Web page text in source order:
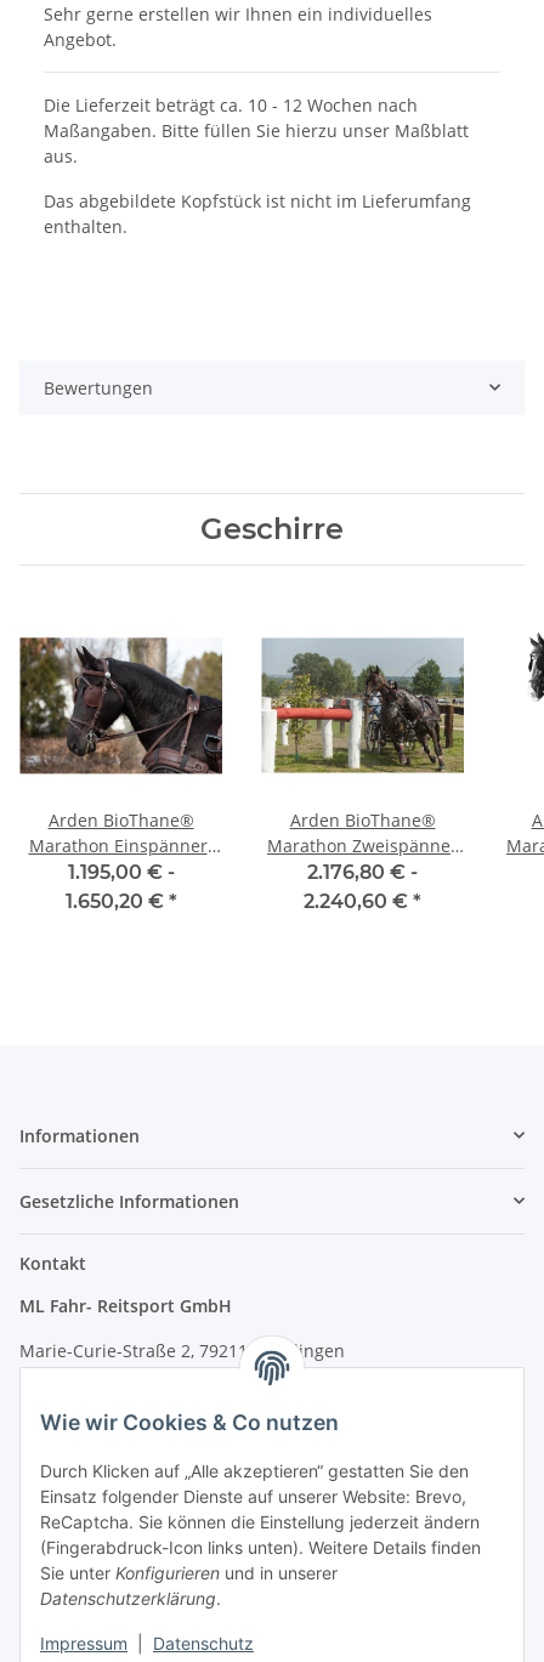
Wie wir Cookies & Co nutzen
Durch Klicken auf „Alle akzeptieren“ gestatten Sie den
Einsatz folgender Dienste auf unserer Website: Brevo,
ReCaptcha. Sie können die Einstellung jederzeit ändern
(Fingerabdruck-Icon links unten). Weitere Details finden
Sie unter Konfigurieren und in unserer
Datenschutzerklärung.
Impressum Datenschutz
Sehr gerne erstellen wir Ihnen ein individuelles
Angebot.
Die Lieferzeit beträgt ca. 10 - 12 Wochen nach
Maßangaben. Bitte füllen Sie hierzu unser Maßblatt
aus.
Das abgebildete Kopfstück ist nicht im Lieferumfang
enthalten.
Bewertungen
Geschirre
Arden BioThane®
Marathon Einspänner-
Brustblattgeschirr
1.195,00 € -
1.650,20 € *
Arden BioThane®
Marathon Zweispänner
Brustblattgeschirr
2.176,80 € -
2.240,60 € *
Informationen
Gesetzliche Informationen
Kontakt
ML Fahr- Reitsport GmbH
Marie-Curie-Straße 2, 79211 Denzlingen
Nach Terminvereinbarung können Sie gerne bei uns im Lager
vorbeikommen
Zahlungsarten